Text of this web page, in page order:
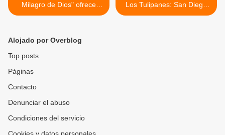
Milagro de Dios" ofrece
variedad de flores al mayor
Los Tulipanes: San Diego
es bandera educativa en
Alojado por Overblog
Top posts
Páginas
Contacto
Denunciar el abuso
Condiciones del servicio